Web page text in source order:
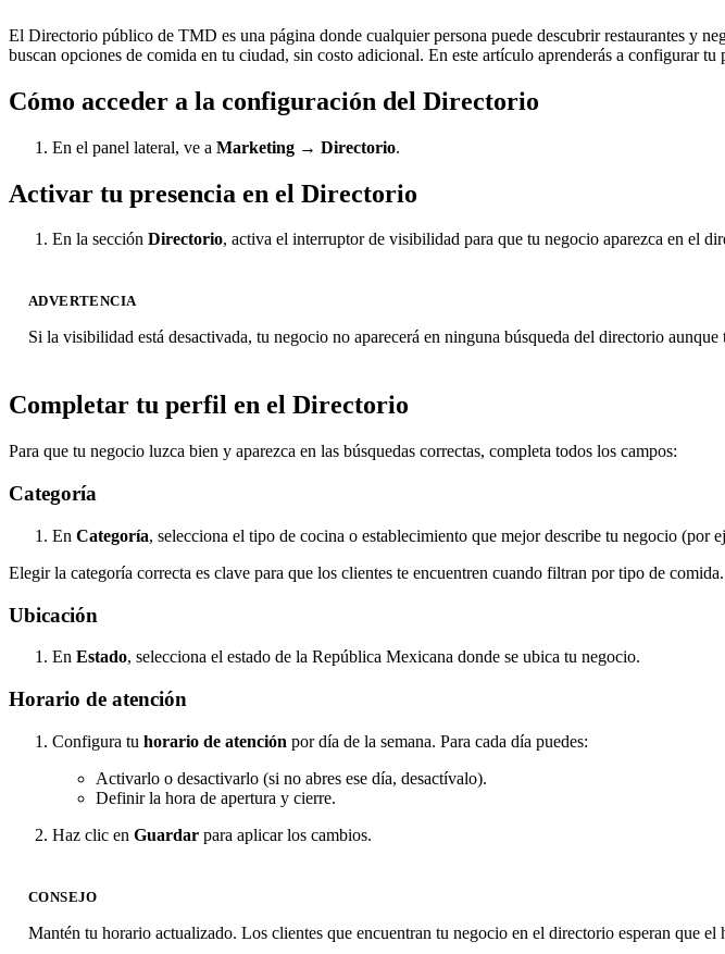
El Directorio público de TMD es una página donde cualquier persona puede descubrir restaurantes y
buscan opciones de comida en tu ciudad, sin costo adicional. En este artículo aprenderás a configurar tu
Cómo acceder a la configuración del Directorio
En el panel lateral, ve a Marketing → Directorio.
Activar tu presencia en el Directorio
En la sección Directorio, activa el interruptor de visibilidad para que tu negocio aparezca en el
ADVERTENCIA
Si la visibilidad está desactivada, tu negocio no aparecerá en ninguna búsqueda del directorio
Completar tu perfil en el Directorio
Para que tu negocio luzca bien y aparezca en las búsquedas correctas, completa todos los campos:
Categoría
En Categoría, selecciona el tipo de cocina o establecimiento que mejor describe tu negocio (por
Elegir la categoría correcta es clave para que los clientes te encuentren cuando filtran por tipo de comida.
Ubicación
En Estado, selecciona el estado de la República Mexicana donde se ubica tu negocio.
Horario de atención
Configura tu horario de atención por día de la semana. Para cada día puedes:
Activarlo o desactivarlo (si no abres ese día, desactívalo).
Definir la hora de apertura y cierre.
Haz clic en Guardar para aplicar los cambios.
CONSEJO
Mantén tu horario actualizado. Los clientes que encuentran tu negocio en el directorio esperan que